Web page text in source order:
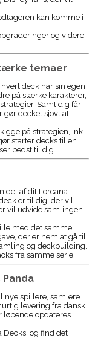
kan komme i
og videre
temaer
deck har sin egen
på stærke karakterer,
Samtidig får
gør decket sjovt at
på strategien, ink-
starter decks til en
bedst til dig.
del af dit Lorcana-
er til dig, der vil
vil udvide samlingen,
med det samme.
der er nem at gå til.
og deckbuilding.
fra samme serie.
Panda
nye spillere, samlere
levering fra dansk
løbende opdateres
Decks, og find det